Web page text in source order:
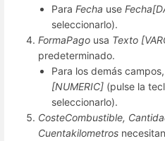
ParaFecha use
seleccionarlo).
FormaPago usa Texto
predeterminado.
Para los demás
[NUMERIC] (pulse la
seleccionarlo).
CosteCombustible,
Cuentakilometros